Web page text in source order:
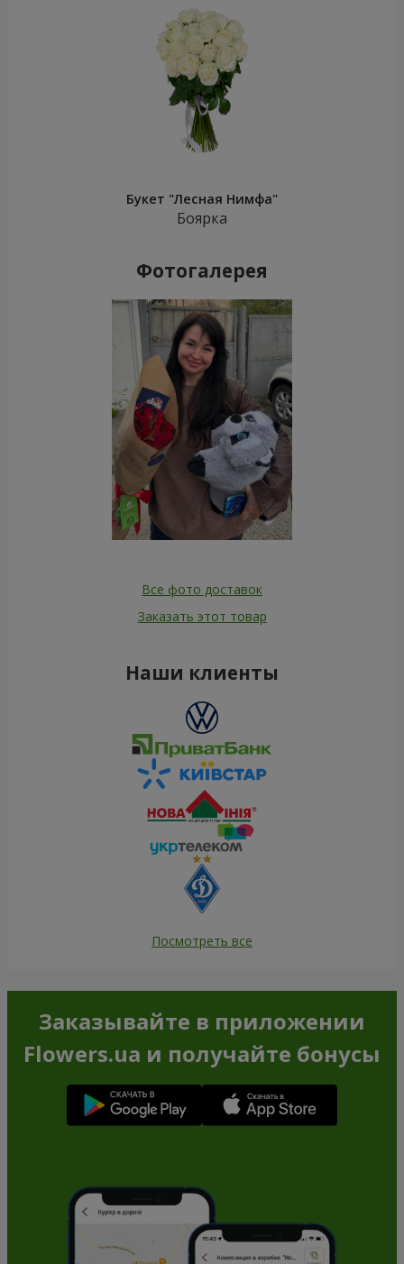
Букет "Лесная Нимфа"
Боярка
Фотогалерея
Все фото доставок
Заказать этот товар
Наши клиенты
Посмотреть все
Заказывайте в приложении
Flowers.ua и получайте бонусы